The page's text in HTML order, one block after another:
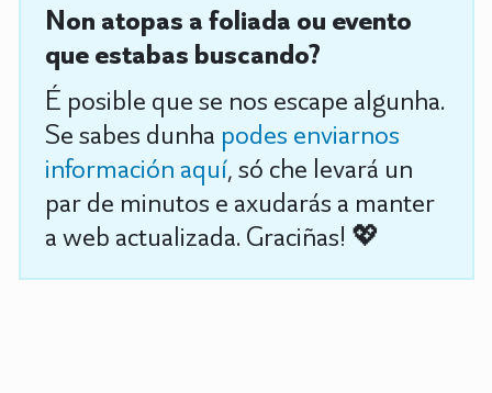
Non atopas a foliada ou evento
que estabas buscando?
É posible que se nos escape algunha.
Se sabes dunha podes enviarnos
información aquí, só che levará un
par de minutos e axudarás a manter
a web actualizada. Graciñas! 💖